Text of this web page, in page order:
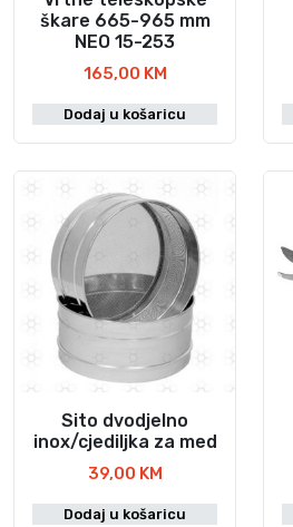
škare 665-965 mm
NEO 15-253
165,00 KM
Dodaj u košaricu
Sito dvodjelno
inox/cjediljka za med
39,00 KM
Dodaj u košaricu